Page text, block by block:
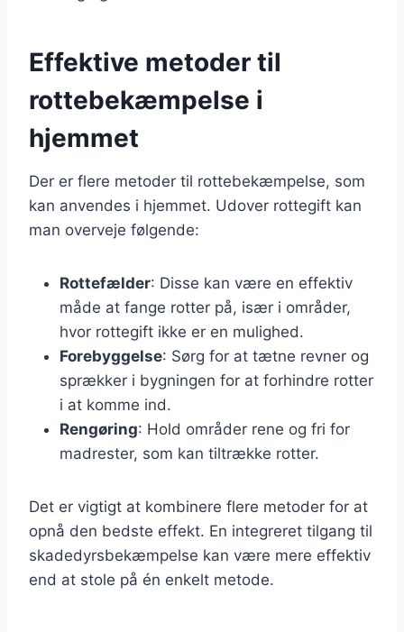
Effektive metoder til
rottebekæmpelse i
hjemmet
Der er flere metoder til rottebekæmpelse, som
kan anvendes i hjemmet. Udover rottegift kan
man overveje følgende:
Rottefælder: Disse kan være en effektiv
måde at fange rotter på, især i områder,
hvor rottegift ikke er en mulighed.
Forebyggelse: Sørg for at tætne revner og
sprækker i bygningen for at forhindre rotter
i at komme ind.
Rengøring: Hold områder rene og fri for
madrester, som kan tiltrække rotter.
Det er vigtigt at kombinere flere metoder for at
opnå den bedste effekt. En integreret tilgang til
skadedyrsbekæmpelse kan være mere effektiv
end at stole på én enkelt metode.